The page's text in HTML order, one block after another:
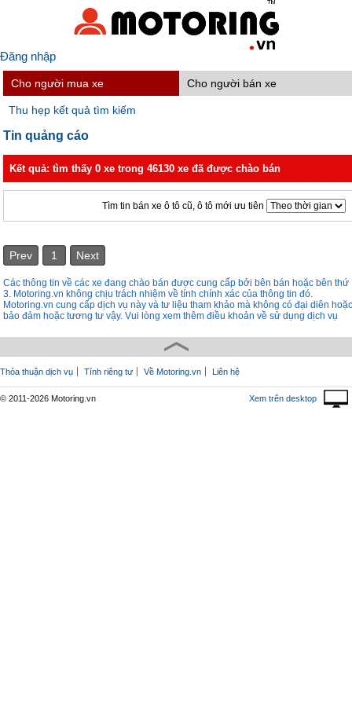
Đăng nhập
Cho người mua xe Cho người bán xe
Thu hẹp kết quả tìm kiếm
Tin quảng cáo
Kết quả: tìm thấy 0 xe trong 46130 xe đã được chào bán
Tìm tin bán xe ô tô cũ, ô tô mới ưu tiên
Prev 1 Next
Các thông tin về các xe đang chào bán được cung cấp bởi bên bán hoặc bên thứ
3. Motoring.vn không chịu trách nhiệm về tính chính xác của thông tin đó.
Motoring.vn cung cấp dịch vụ này và tư liệu tham khảo mà không có đại diên hoặc
bảo đảm hoặc tương tư vậy. Vui lòng xem thêm điều khoản về sử dụng dịch vụ
Thỏa thuận dịch vụ Tính riêng tư Về Motoring.vn Liên hệ
© 2011-2026 Motoring.vn Xem trên desktop